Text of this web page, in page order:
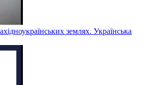
землях. Українська